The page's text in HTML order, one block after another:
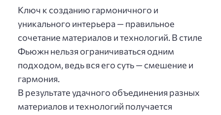
Ключ к созданию гармоничного и
уникального интерьера — правильное
сочетание материалов и технологий. В стиле
Фьюжн нельзя ограничиваться одним
подходом, ведь вся его суть — смешение и
гармония.
В результате удачного объединения разных
материалов и технологий получается